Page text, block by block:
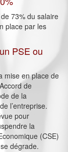
73% du salaire
place par les
PSE ou
mise en place de
de
de la
l’entreprise.
pour
la
(CSE)
dégrade.